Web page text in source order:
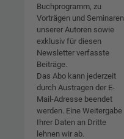
Buchprogramm, zu
Vorträgen und Seminaren
unserer Autoren sowie
exklusiv für diesen
Newsletter verfasste
Beiträge.
Das Abo kann jederzeit
durch Austragen der E-
Mail-Adresse beendet
werden. Eine Weitergabe
Ihrer Daten an Dritte
lehnen wir ab.